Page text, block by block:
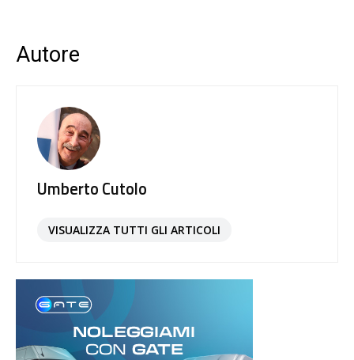
Autore
Umberto Cutolo
VISUALIZZA TUTTI GLI ARTICOLI